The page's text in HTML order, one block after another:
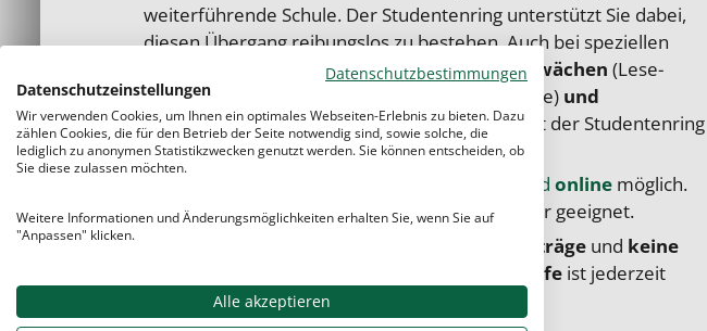
weiterführende Schule. Der Studentenring unterstützt Sie dabei,
diesen Übergang reibungslos zu bestehen. Auch bei speziellen
Prüfungsangst, Lernschwächen (Lese-
Rechtschreibschwäche, Legasthenie, Dyskalkulie) und
Konzentrationsproblemen(ADS/ADHS) bietet der Studentenring
angepasste Unterstützung an.
und online möglich.
Für viele Kinder ist der Präsenzunterricht besser geeignet.
keine Laufzeitverträge und keine
Grundschulnachhilfe ist jederzeit
kündbar.
Datenschutzbestimmungen
Datenschutzeinstellungen
Wir verwenden Cookies, um Ihnen ein optimales Webseiten-Erlebnis zu bieten. Dazu
zählen Cookies, die für den Betrieb der Seite notwendig sind, sowie solche, die
lediglich zu anonymen Statistikzwecken genutzt werden. Sie können entscheiden, ob
Sie diese zulassen möchten.
Weitere Informationen und Änderungsmöglichkeiten erhalten Sie, wenn Sie auf
"Anpassen" klicken.
Alle akzeptieren